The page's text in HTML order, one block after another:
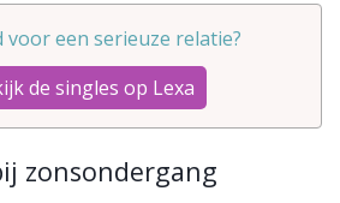
voor een serieuze relatie?
de singles op Lexa
zonsondergang